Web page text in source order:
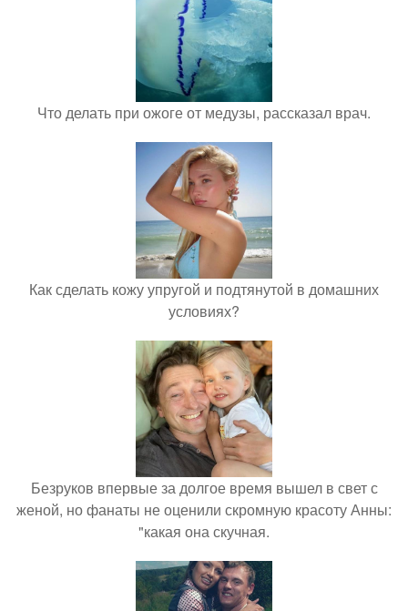
Что делать при ожоге от медузы, рассказал врач.
Как сделать кожу упругой и подтянутой в домашних
условиях?
Безруков впервые за долгое время вышел в свет с
женой, но фанаты не оценили скромную красоту Анны:
"какая она скучная.